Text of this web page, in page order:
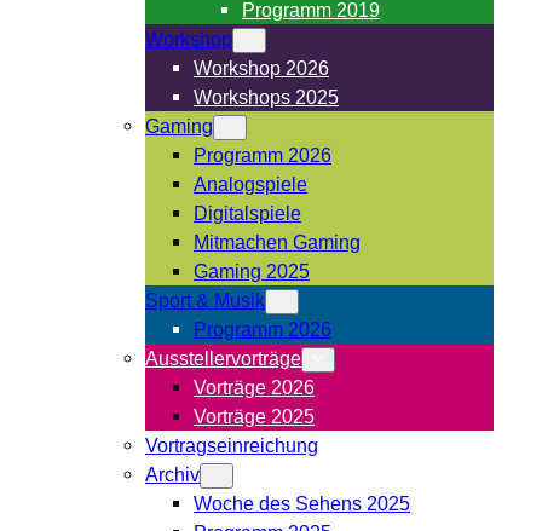
Programm 2019
Workshop
Workshop 2026
Workshops 2025
Gaming
Programm 2026
Analogspiele
Digitalspiele
Mitmachen Gaming
Gaming 2025
Sport & Musik
Programm 2026
Ausstellervorträge
Vorträge 2026
Vorträge 2025
Vortragseinreichung
Archiv
Woche des Sehens 2025